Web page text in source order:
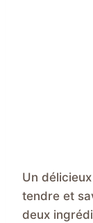
Un
tendre et
deux